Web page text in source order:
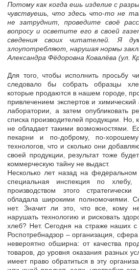
Потому как когда ешь изделие с
чувствуешь, что здесь что-то не
не затруднит, проведите своё
вопросу и осветите его в своей
сведения своих читателей. Я
злоупотребляют, нарушая нормы
Александра Фёдоровна Ковалёва (ул.
Для того, чтобы исполнить просьбу
следовало бы собрать образцы
которые продаются в нашем городе,
привлечением экспертов и
лаборатории, а затем опубликовать
списка производителей продукции. Но,
не обладает такими возможностями.
пекарни и по-доброму, по-
технологов, что и сколько они
своей продукции, результат тоже
коммерческую тайну не выдаст.
Несколько лет назад на федеральном
специальная инспекция по хлебу,
производством этого
обладала широкими полномочиями.
нет. Значит ли это, что все, кому
нарушать технологию и рисковать
хлеб? Нет. Сегодня на страже наших с
Роспотребнадзор – организация, сфера
невероятно обширна: от качества
товаров, до уровня оказания разных
имеет право обратиться в эту